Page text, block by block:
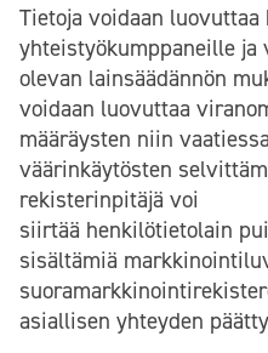
Tietoja voidaan
yhteistyökumppaneille
olevan lainsäädännön
voidaan luovuttaa
määräysten niin
väärinkäytösten
rekisterinpitäjä voi
siirtää henkilötietolain
sisältämiä
asiallisen yhteyden